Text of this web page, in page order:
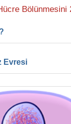
Bölünmesini
Evresi